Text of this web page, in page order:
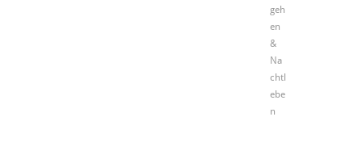
geh
en
&
Na
chtl
ebe
n